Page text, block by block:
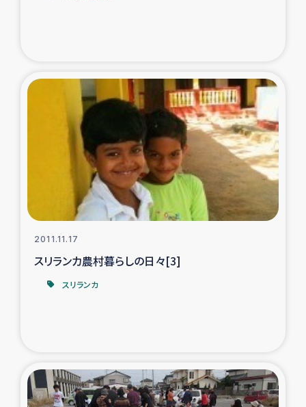
石巻市街地在宅被災者支援
復興応援隊の活動
仮設住宅生活支援・農業復興支援
漁業復興支援
経済自立支援事業
ガザ地区における羊の畜産支援
2011.11.17
スリランカ農村暮らしの日々[3]
スリランカ